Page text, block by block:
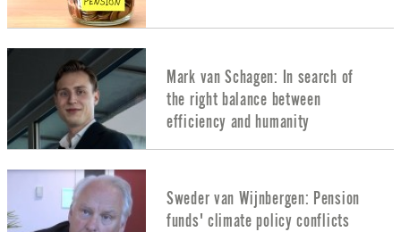
Mark van Schagen: In search of
the right balance between
efficiency and humanity
Sweder van Wijnbergen: Pension
funds' climate policy conflicts